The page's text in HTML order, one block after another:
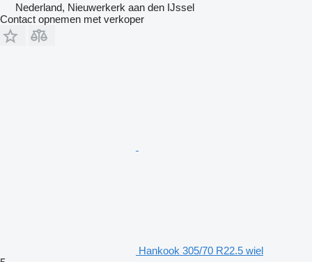
Nederland, Nieuwerkerk aan den IJssel
Contact opnemen met verkoper
Hankook 305/70 R22.5 wiel